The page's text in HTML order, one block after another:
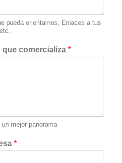
pueda orientarnos. Enlaces a tus
comercializa *
mejor panorama
*